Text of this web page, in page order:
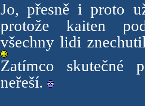
Jo, přesně i proto
protože kaiten
všechny lidi
Zatímco skutečné
neřeší.